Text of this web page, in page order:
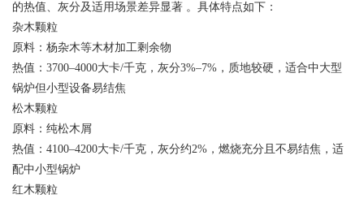
的热值、灰分及适用场景差异显著 。具体特点如下：
‌杂木颗粒‌
原料：杨杂木等木材加工剩余物
热值：3700–4000大卡/千克，灰分3%–7%，质地较硬，适合中大型
锅炉但小型设备易结焦
‌松木颗粒‌
原料：纯松木屑
热值：4100–4200大卡/千克，灰分约2%，燃烧充分且不易结焦，适
配中小型锅炉
‌红木颗粒‌